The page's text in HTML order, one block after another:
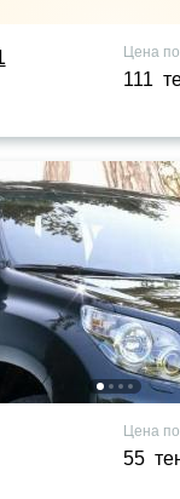
Цена
111
Цена
55